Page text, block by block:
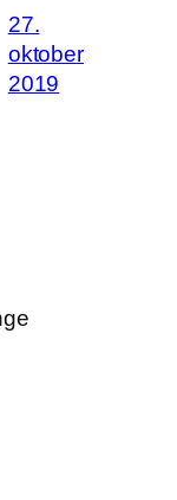
27.
oktober
2019